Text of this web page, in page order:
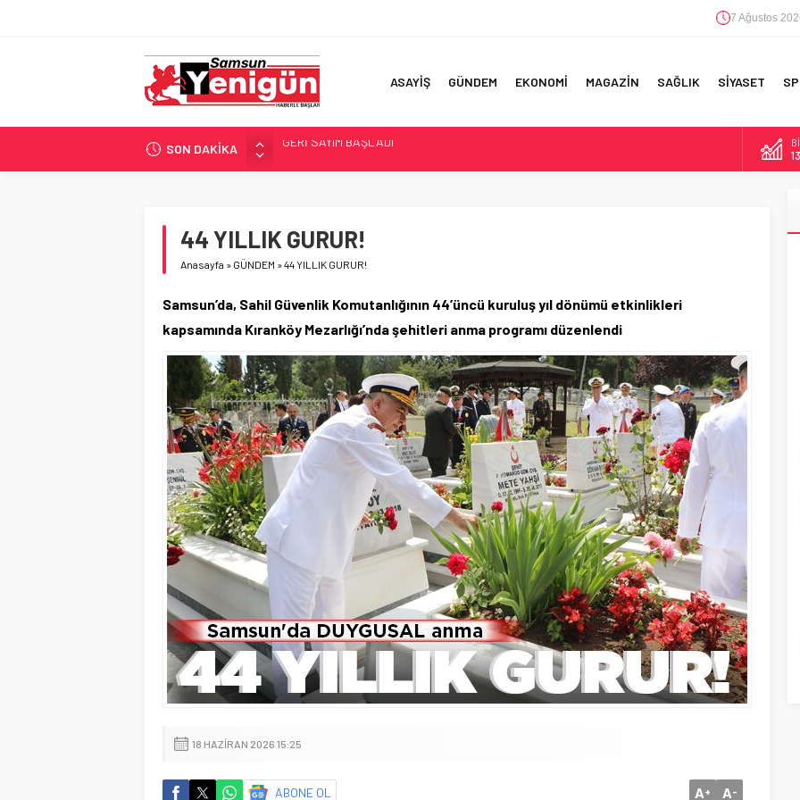
7 Ağustos
ASAYİŞ GÜNDEM EKONOMİ MAGAZİN SAĞLIK SİYASET
SON DAKİKA
SAMSUNSPOR’DA HEDEF 5’İNCİLİK!
‘BAFRA’YA YATIRIM YAPIN!’
YÖNETİCİ SEÇERKEN YAPILAN EN BÜYÜK HATALAR
44 YILLIK GURUR!
Anasayfa » GÜNDEM »44 YILLIK GURUR!
Samsun’da, Sahil Güvenlik Komutanlığının 44’üncü kuruluş yıl dönümü etkinlikleri
kapsamında Kıranköy Mezarlığı’nda şehitleri anma programı düzenlendi
18 HAZIRAN 2026 15:25
ABONE OL A+ A-